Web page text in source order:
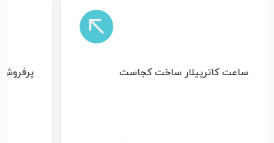
ساعت کاترپیلار ساخت کجاست پرفروش